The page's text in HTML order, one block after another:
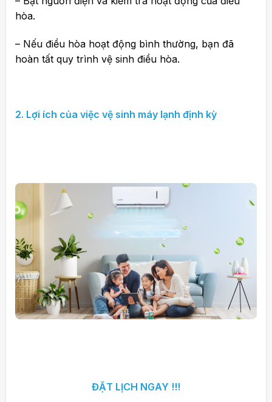
hòa.
– Nếu điều hòa hoạt động bình thường, bạn đã
hoàn tất quy trình vệ sinh điều hòa.
2. Lợi ích của việc vệ sinh máy lạnh định kỳ
ĐẶT LỊCH NGAY !!!